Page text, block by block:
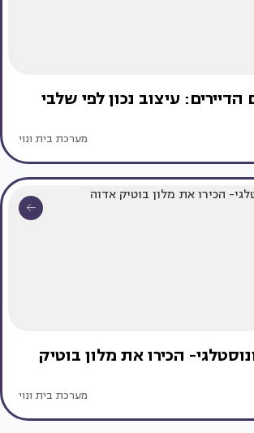
עיצוב נכון לפי שלבי
מערכת בית ונוי
הכירו את מלון בוטיק
מערכת בית ונוי